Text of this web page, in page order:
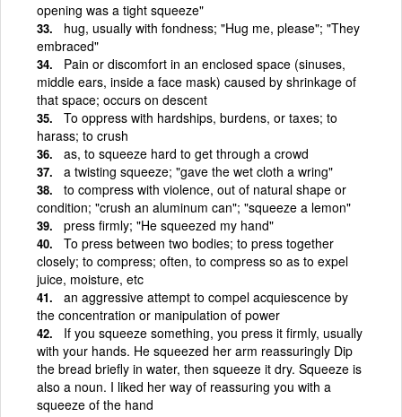
opening was a tight squeeze"
hug, usually with fondness; "Hug me, please"; "They
embraced"
Pain or discomfort in an enclosed space (sinuses,
middle ears, inside a face mask) caused by shrinkage of
that space; occurs on descent
To oppress with hardships, burdens, or taxes; to
harass; to crush
as, to squeeze hard to get through a crowd
a twisting squeeze; "gave the wet cloth a wring"
to compress with violence, out of natural shape or
condition; "crush an aluminum can"; "squeeze a lemon"
press firmly; "He squeezed my hand"
To press between two bodies; to press together
closely; to compress; often, to compress so as to expel
juice, moisture, etc
an aggressive attempt to compel acquiescence by
the concentration or manipulation of power
If you squeeze something, you press it firmly, usually
with your hands. He squeezed her arm reassuringly Dip
the bread briefly in water, then squeeze it dry. Squeeze is
also a noun. I liked her way of reassuring you with a
squeeze of the hand